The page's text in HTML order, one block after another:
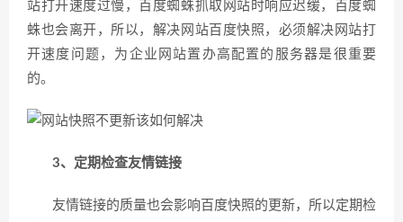
站打开速度过慢，百度蜘蛛抓取网站时响应迟缓，百度蜘
蛛也会离开，所以，解决网站百度快照，必须解决网站打
开速度问题，为企业网站置办高配置的服务器是很重要
的。
3、定期检查友情链接
友情链接的质量也会影响百度快照的更新，所以定期检